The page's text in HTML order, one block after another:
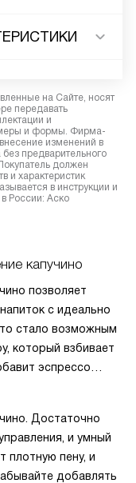
на Сайте, носят
передавать
и
и формы. Фирма-
изменений в
предварительного
должен
и характеристик
в инструкции и
России: Аско
капучино
позволяет
с идеально
стало возможным
который взбивает
эспрессо
1/3 к 2/3.
Достаточно
и умный
плотную пену, и
добавлять